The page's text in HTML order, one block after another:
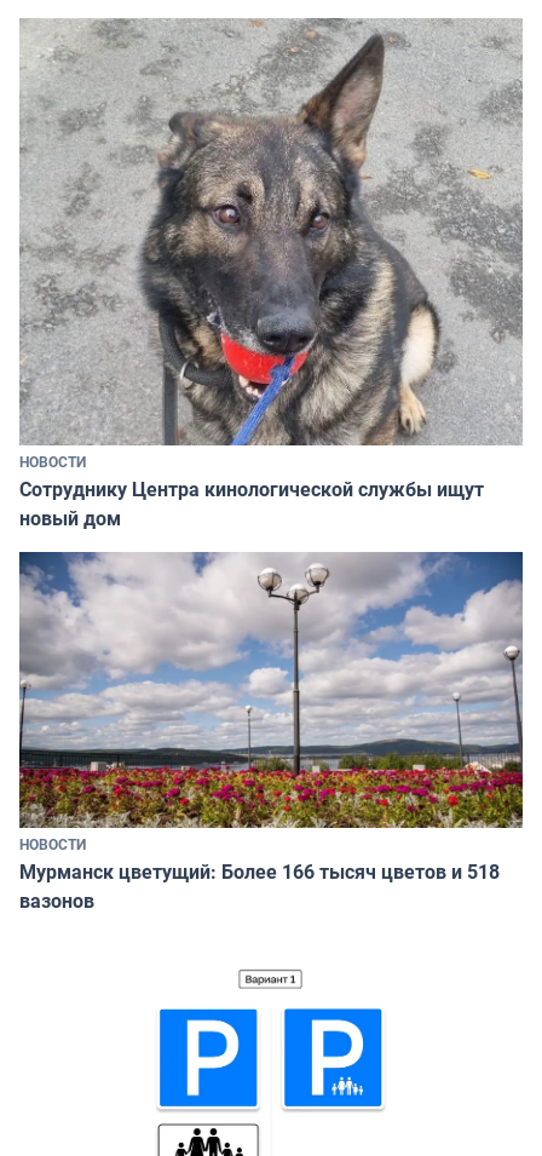
НОВОСТИ
Сотруднику Центра кинологической службы ищут
новый дом
НОВОСТИ
Мурманск цветущий: Более 166 тысяч цветов и 518
вазонов